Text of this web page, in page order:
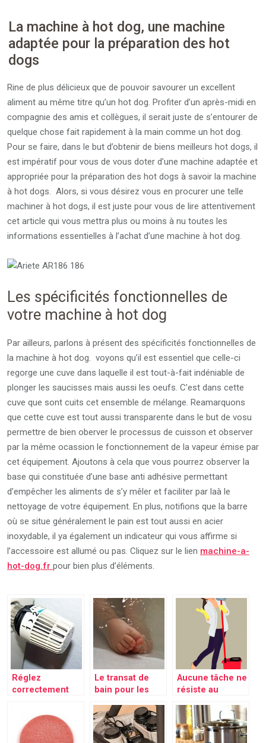
La machine à hot dog, une machine
adaptée pour la préparation des hot
dogs
Rine de plus délicieux que de pouvoir savourer un excellent
aliment au même titre qu’un hot dog. Profiter d’un après-midi en
compagnie des amis et collègues, il serait juste de s’entourer de
quelque chose fait rapidement à la main comme un hot dog.
Pour se faire, dans le but d’obtenir de biens meilleurs hot dogs, il
est impératif pour vous de vous doter d’une machine adaptée et
appropriée pour la préparation des hot dogs à savoir la machine
à hot dogs. Alors, si vous désirez vous en procurer une telle
machiner à hot dogs, il est juste pour vous de lire attentivement
cet article qui vous mettra plus ou moins à nu toutes les
informations essentielles à l’achat d’une machine à hot dog.
Les spécificités fonctionnelles de
votre machine à hot dog
Par ailleurs, parlons à présent des spécificités fonctionnelles de
la machine à hot dog. voyons qu’il est essentiel que celle-ci
regorge une cuve dans laquelle il est tout-à-fait indéniable de
plonger les saucisses mais aussi les oeufs. C’est dans cette
cuve que sont cuits cet ensemble de mélange. Reamarquons
que cette cuve est tout aussi transparente dans le but de vosu
permettre de bien oberver le processus de cuisson et observer
par la même ocassion le fonctionnement de la vapeur émise par
cet équipement. Ajoutons à cela que vous pourrez observer la
base qui constituée d’une base anti adhésive permettant
d’empêcher les aliments de s’y mêler et faciliter par laà le
nettoyage de votre équipement. En plus, notifions que la barre
où se situe généralement le pain est tout aussi en acier
inoxydable, il ya également un indicateur qui vous affirme si
l’accessoire est allumé ou pas. Cliquez sur le lien machine-a-
hot-dog.fr pour bien plus d’éléments.
Réglez
correctement
température
pour faire des
économies
Le transat de
bain pour les
Aucune tâche ne
résiste au
vapeur!